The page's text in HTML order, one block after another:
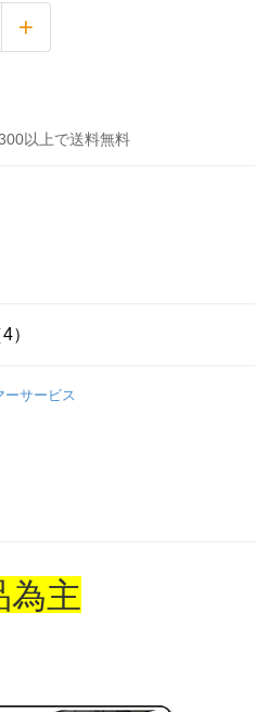
以上で送料無料
）
■文具/吊飾/紙製/胸章/壓克力立牌/
ーサービス
為主